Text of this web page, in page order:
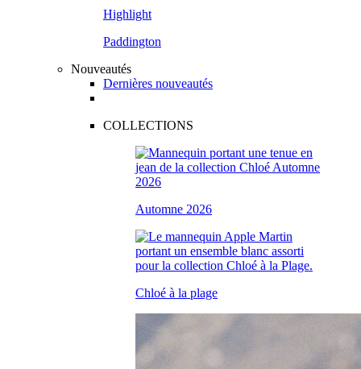
Highlight
Paddington
Nouveautés
Dernières nouveautés
COLLECTIONS
Automne 2026
Chloé à la plage